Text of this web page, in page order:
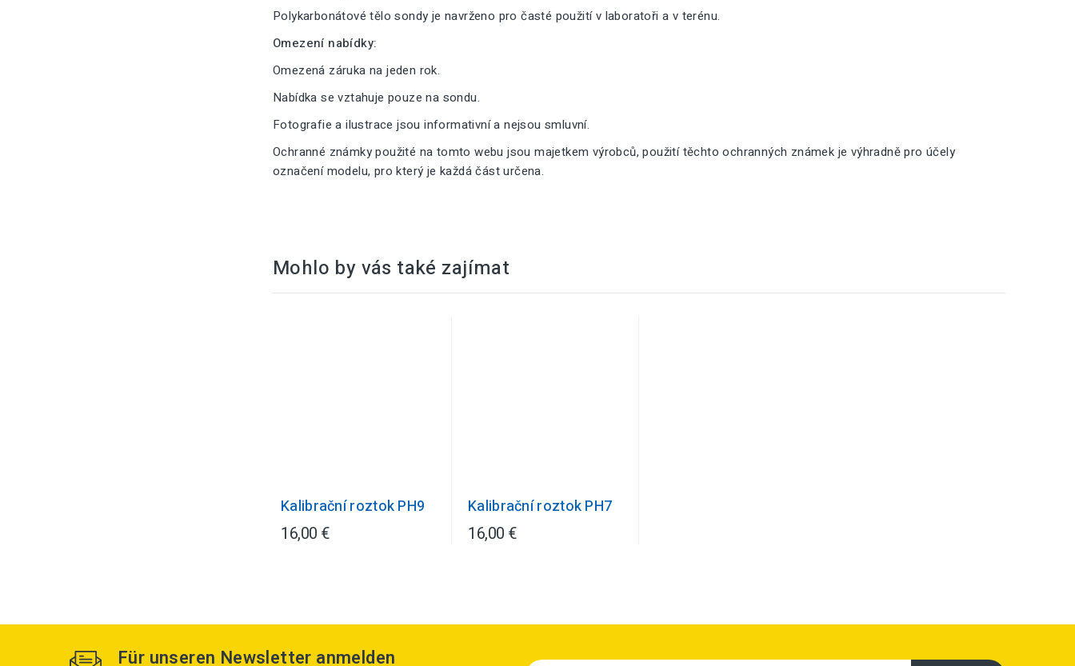
Polykarbonátové tělo sondy je navrženo pro časté použití v laboratoři a v terénu.
Omezení nabídky:
Omezená záruka na jeden rok.
Nabídka se vztahuje pouze na sondu.
Fotografie a ilustrace jsou informativní a nejsou smluvní.
Ochranné známky použité na tomto webu jsou majetkem výrobců, použití těchto ochranných známek je výhradně pro účely
označení modelu, pro který je každá část určena.
Mohlo by vás také zajímat
Kalibrační roztok PH9
16,00 €
Kalibrační roztok PH7
16,00 €
Für unseren Newsletter anmelden